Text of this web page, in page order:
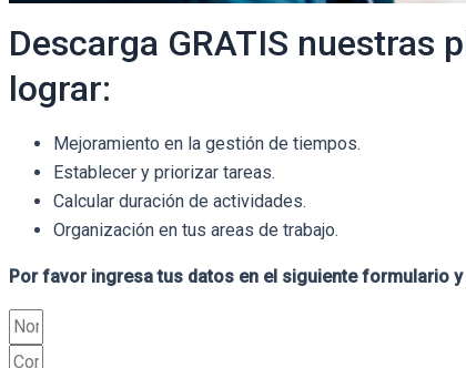
Descarga GRATIS nuestras
lograr:
Mejoramiento en la gestión de tiempos.
Establecer y priorizar tareas.
Calcular duración de actividades.
Organización en tus areas de trabajo.
Por favor ingresa tus datos en el siguiente formulario